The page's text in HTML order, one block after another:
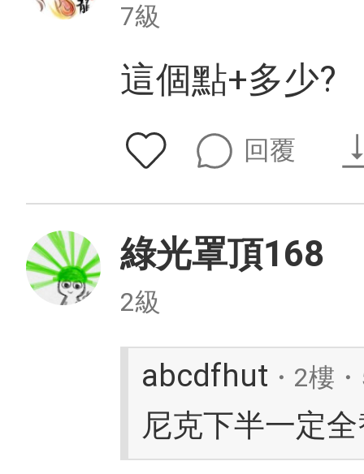
7級
這個點+多少?
回覆
綠光罩頂168
2級
abcdfhut ・2樓
尼克下半一定